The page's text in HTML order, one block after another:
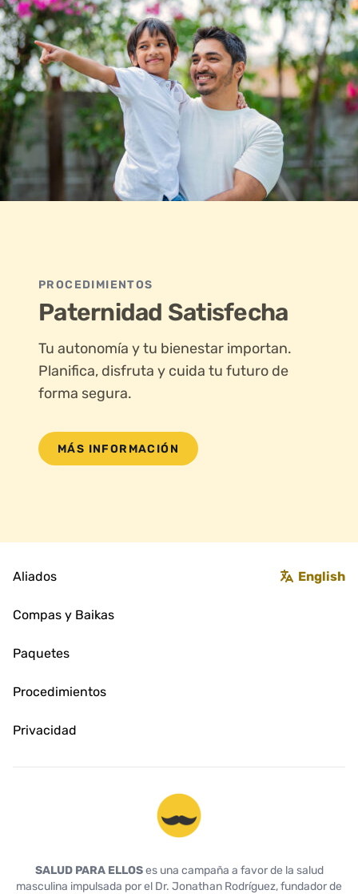
PROCEDIMIENTOS
Paternidad Satisfecha
Tu autonomía y tu bienestar importan.
Planifica, disfruta y cuida tu futuro de
forma segura.
MÁS INFORMACIÓN
Aliados
Compas y Baikas
Paquetes
Procedimientos
Privacidad
English
Salud Para Ellos
SALUD PARA ELLOSes una campaña a favor de la salud
masculina impulsada por el Dr. Jonathan Rodríguez, fundador de